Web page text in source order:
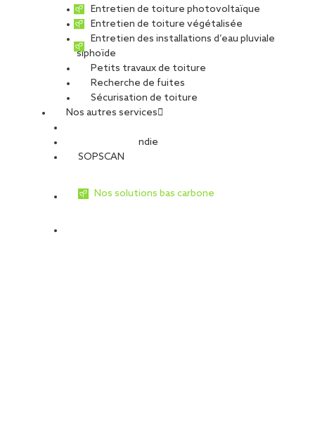
Entretien de toiture photovoltaïque
Entretien de toiture végétalisée
Entretien des installations d’eau pluviale
siphoïde
Petits travaux de toiture
Recherche de fuites
Sécurisation de toiture
Nos autres services
Sécurité Incendie
SOPSCAN
Nos solutions bas carbone